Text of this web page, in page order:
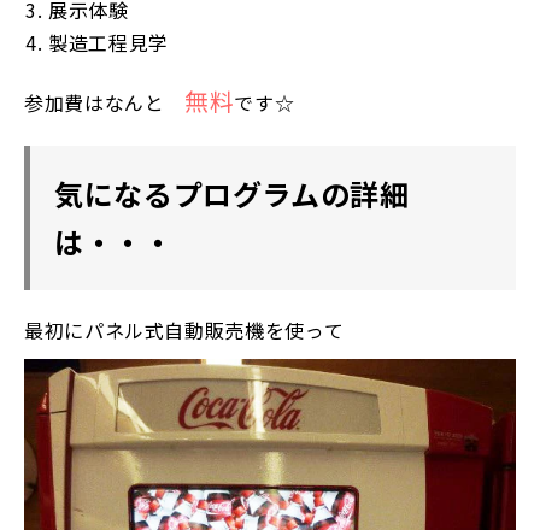
展示体験
製造工程見学
参加費はなんと 無料です☆
気になるプログラムの詳細
は・・・
最初にパネル式自動販売機を使って